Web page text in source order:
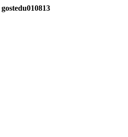
gostedu010813